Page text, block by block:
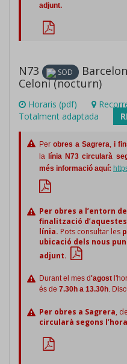
adjunt.
N73 SOD
Celoni (nocturn)
Horaris (pdf)
Totalment adaptada
Per obres a Sagrera, i
la línia N73 circularà
més informació aquí:
Per obres a l’entorn
finalització d’aquestes
línia. Pots consultar les
ubicació dels nous
adjunt.
Durant el mes d'agost
és de 7.30h a 13.30h.
Per obres a Sagrera,
circularà segons